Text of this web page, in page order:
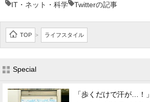
IT・ネット・科学 Twitterの記事
TOP > ライフスタイル
Special
「歩くだけで汗が…